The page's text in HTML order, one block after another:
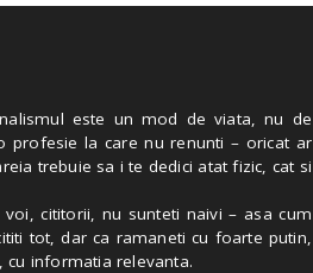
este un mod de viata, nu de
profesie la care nu renunti – oricat ar
trebuie sa i te dedici atat fizic, cat si
voi, cititorii, nu sunteti naivi – asa cum
tot, dar ca ramaneti cu foarte putin,
cu informatia relevanta.